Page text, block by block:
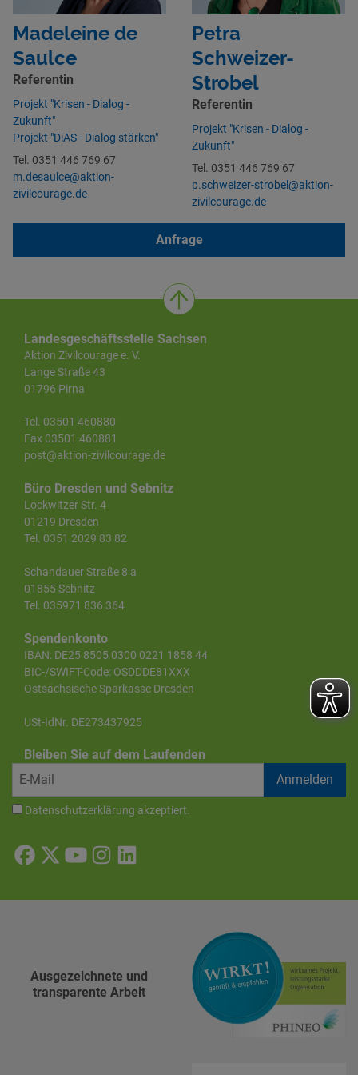
Madeleine de
Saulce
Referentin
Projekt "Krisen - Dialog -
Zukunft"
Projekt "DiAS - Dialog stärken"
Tel. 0351 446 769 67
m.desaulce@aktion-
zivilcourage.de
Petra
Schweizer-
Strobel
Referentin
Projekt "Krisen - Dialog -
Zukunft"
Tel. 0351 446 769 67
p.schweizer-strobel@aktion-
zivilcourage.de
Anfrage
Landesgeschäftsstelle Sachsen
Aktion Zivilcourage e. V.
Lange Straße 43
01796 Pirna
Tel. 03501 460880
Fax 03501 460881
post@aktion-zivilcourage.de
Büro Dresden und Sebnitz
Lockwitzer Str. 4
01219 Dresden
Tel. 0351 2029 83 82
Schandauer Straße 8 a
01855 Sebnitz
Tel. 035971 836 364
Spendenkonto
IBAN: DE25 8505 0300 0221 1858 44
BIC-/SWIFT-Code: OSDDDE81XXX
Ostsächsische Sparkasse Dresden
USt-IdNr. DE273437925
Bleiben Sie auf dem Laufenden
Datenschutzerklärung akzeptiert.
Ausgezeichnete und
transparente Arbeit